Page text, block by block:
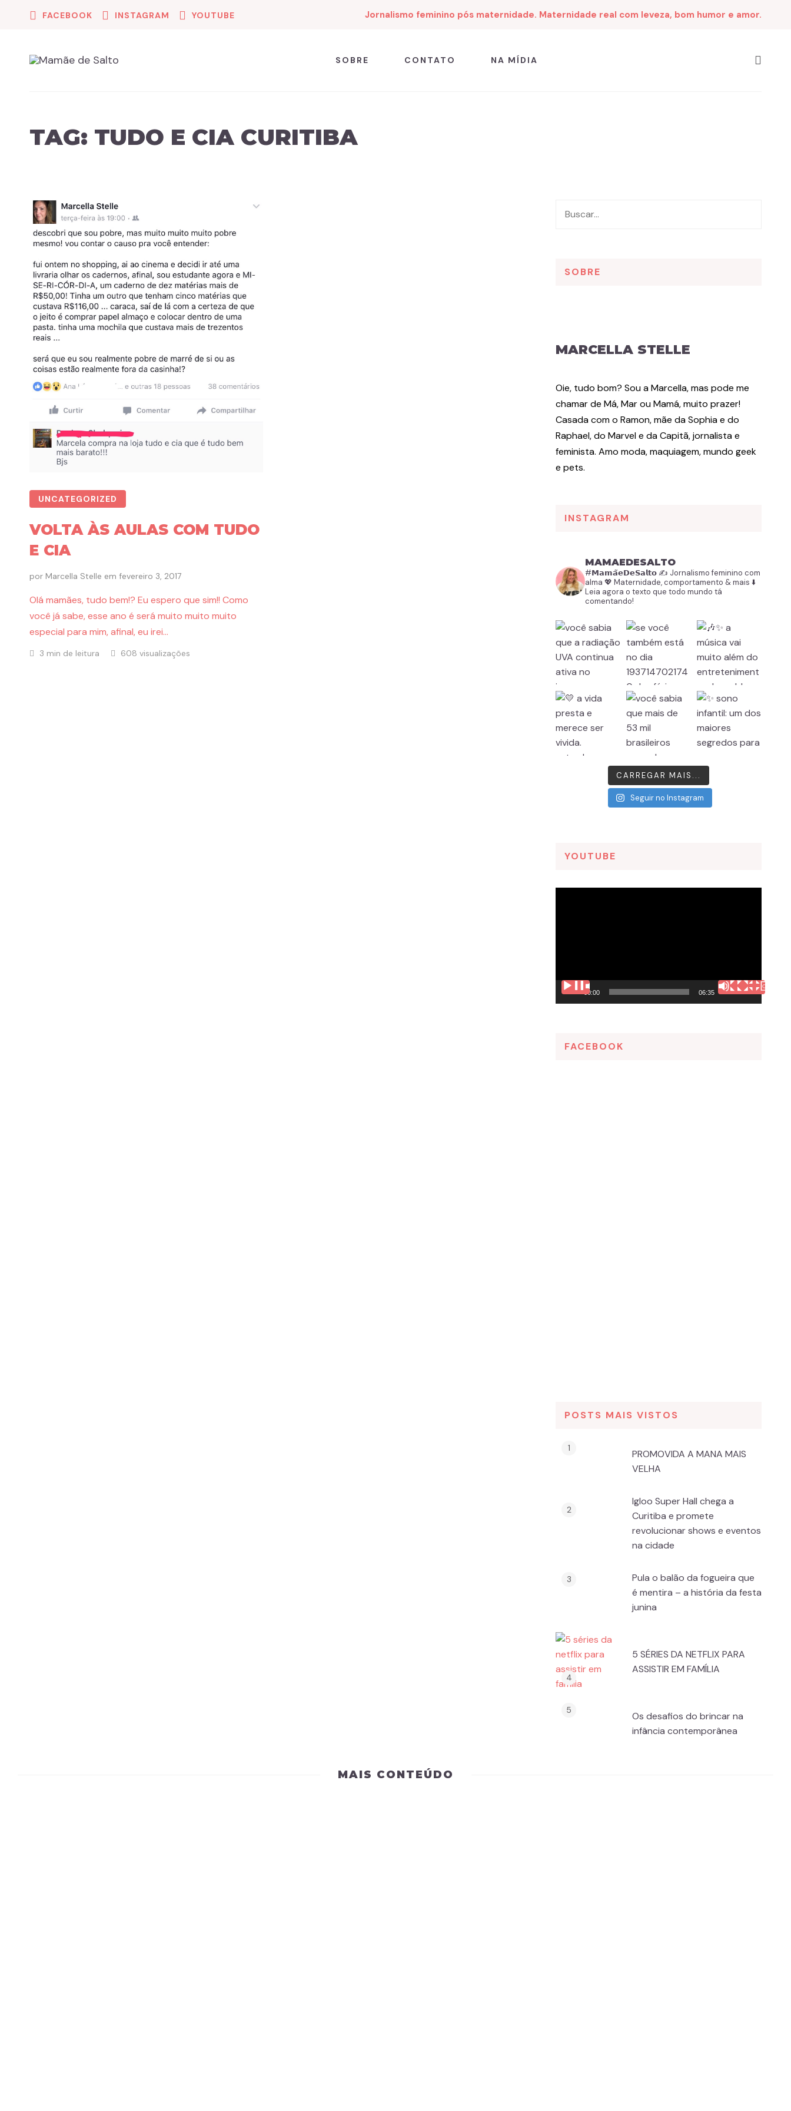
FACEBOOK INSTAGRAM YOUTUBE Jornalismo feminino pós maternidade. Maternidade real com leveza, bom humor e amor.
SOBRE CONTATO NA MÍDIA
TAG: TUDO E CIA CURITIBA
UNCATEGORIZED
VOLTA ÀS AULAS COM TUDO
E CIA
por Marcella Stelle em fevereiro 3, 2017
Olá mamães, tudo bem!? Eu espero que sim!! Como
você já sabe, esse ano é será muito muito muito
especial para mim, afinal, eu irei…
3 min de leitura 608 visualizações
SOBRE
MARCELLA STELLE
Oie, tudo bom? Sou a Marcella, mas pode me
chamar de Má, Mar ou Mamá, muito prazer!
Casada com o Ramon, mãe da Sophia e do
Raphael, do Marvel e da Capitã, jornalista e
feminista. Amo moda, maquiagem, mundo geek
e pets.
INSTAGRAM
MAMAEDESALTO
#𝗠𝗮𝗺𝗮̃𝗲𝗗𝗲𝗦𝗮𝗹𝘁𝗼 ✍️ Jornalismo feminino com
alma 💖 Maternidade, comportamento & mais ⬇️
Leia agora o texto que todo mundo tá
comentando!
CARREGAR MAIS...
Seguir no Instagram
YOUTUBE
00:00 06:35
FACEBOOK
POSTS MAIS VISTOS
PROMOVIDA A MANA MAIS
VELHA
Igloo Super Hall chega a
Curitiba e promete
revolucionar shows e eventos
na cidade
Pula o balão da fogueira que
é mentira – a história da festa
junina
5 SÉRIES DA NETFLIX PARA
ASSISTIR EM FAMÍLIA
Os desafios do brincar na
infância contemporânea
MAIS CONTEÚDO